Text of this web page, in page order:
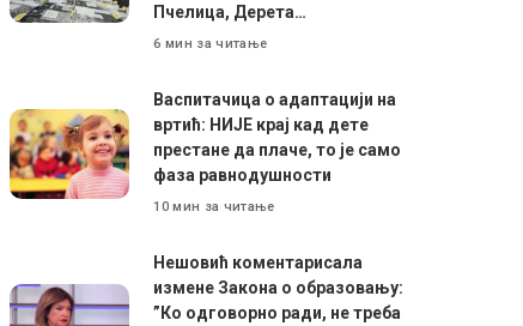
Пчелица, Дерета…
6 мин за читање
Васпитачица о адаптацији на
вртић: НИЈЕ крај кад дете
престане да плаче, то је само
фаза равнодушности
10 мин за читање
Нешовић коментарисала
измене Закона о образовању:
”Ко одговорно ради, не треба